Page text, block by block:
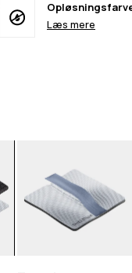
Læs mere